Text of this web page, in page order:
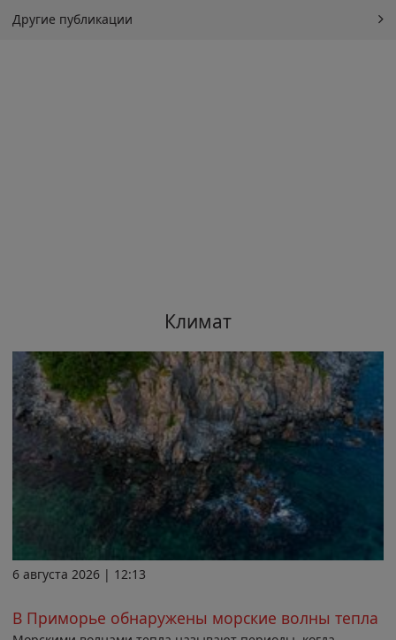
Другие публикации
Климат
6 августа 2026 | 12:13
В Приморье обнаружены морские волны тепла